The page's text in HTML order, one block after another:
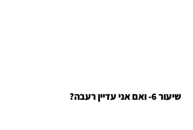
?שיעור 6- ואם אני עדיין רעבה